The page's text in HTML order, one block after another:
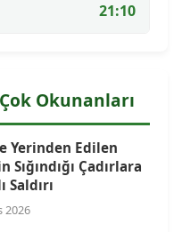
21:10
Okunanları
Yerinden Edilen
Sığındığı Çadırlara
Saldırı
2026